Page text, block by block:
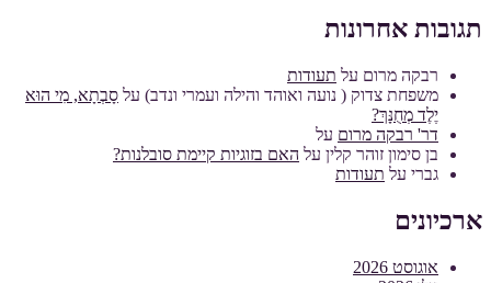
תגובות אחרונות
רבקה מרום על תעודות
משפחת צדוק ( נועה ואוהד והילה ועמרי ונדב) על סָבְתָא, מִי הוּא
יֶלֶד מְחֻנָּךְ?
דר' רבקה מרום על
בן סימון זוהר קלין על האם בזוגיות קיימת סובלנות?
גברי על תעודות
ארכיונים
אוגוסט 2026